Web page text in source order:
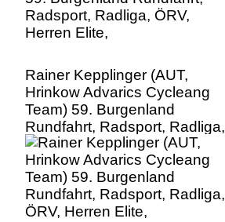
Rainer Kepplinger (AUT,
Hrinkow Advarics Cycleang
Team) 59. Burgenland
Rundfahrt, Radsport, Radliga,
ÖRV, Herren Elite,